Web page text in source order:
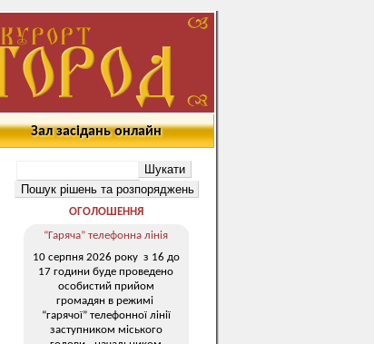
Зал засідань онлайн
ОГОЛОШЕННЯ
“Гаряча” телефонна лінія
10 серпня 2026 року з 16 до
17 години буде проведено
особистий прийом
громадян в режимі
“гарячої” телефонної лінії
заступником міського